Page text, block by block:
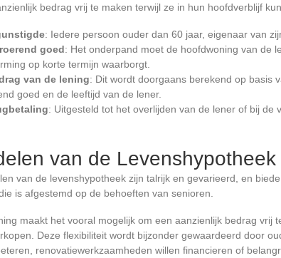
bedrag vrij te maken terwijl ze in hun hoofdverblijf
: Iedere persoon ouder dan 60 jaar, eigenaar van
goed: Het onderpand moet de hoofdwoning van de
op korte termijn waarborgt.
van de lening: Dit wordt doorgaans berekend op basis
goed en de leeftijd van de lener.
: Uitgesteld tot het overlijden van de lener of bij de
van de Levenshypotheek
van de levenshypotheek zijn talrijk en gevarieerd, en
is afgestemd op de behoeften van senioren.
maakt het vooral mogelijk om een aanzienlijk bedrag vrij
Deze flexibiliteit wordt bijzonder gewaardeerd door
renovatiewerkzaamheden willen financieren of